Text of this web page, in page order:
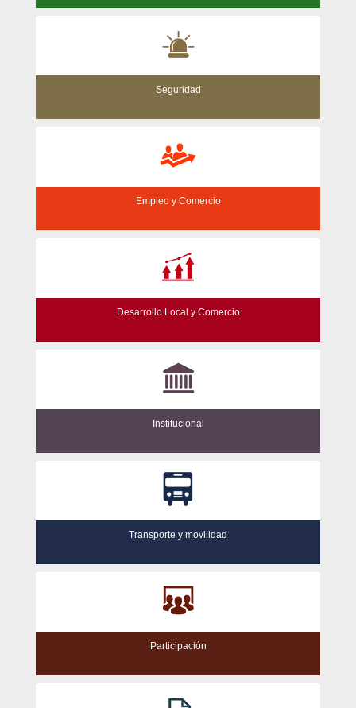
Seguridad
Empleo y Comercio
Desarrollo Local y Comercio
Institucional
Transporte y movilidad
Participación